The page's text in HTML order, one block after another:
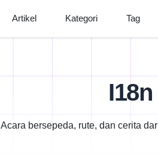
Artikel Kategori Tag
I18n
Acara bersepeda, rute, dan cerita